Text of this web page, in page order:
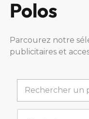
Polos
Parcourez notre
publicitaires et